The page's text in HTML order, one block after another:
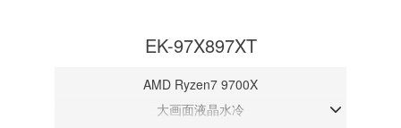
EK-97X897XT
AMD Ryzen7 9700X
大画面液晶水冷